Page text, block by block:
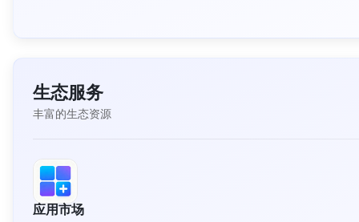
生态服务
丰富的生态资源
应用市场